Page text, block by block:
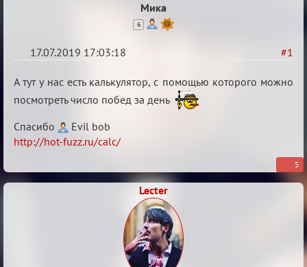
Мика
6
#1
17.07.2019 17:03:18
Кальк
А тут у нас есть калькулятор, с помощью которого можно
посмотреть число побед за день
Спасибо
Evil bob
http://hot-fuzz.ru/calc/
5
Lecter